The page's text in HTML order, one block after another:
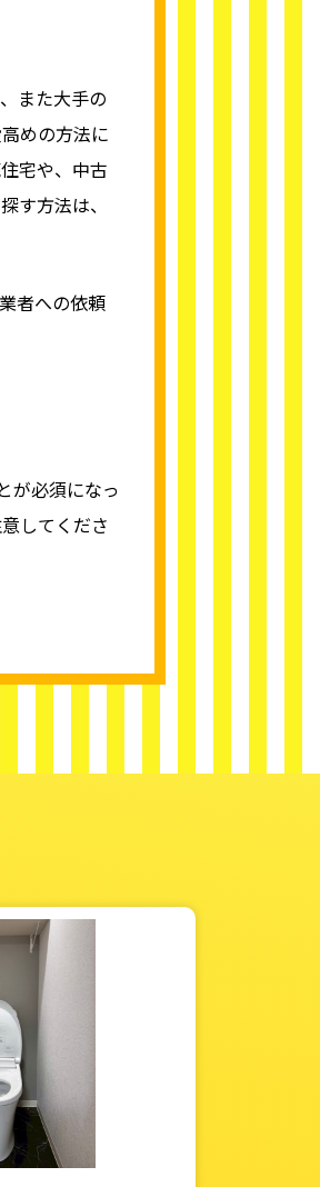
また大手の
めの方法に
宅や、中古
す方法は、
者への依頼
が必須になっ
してくださ